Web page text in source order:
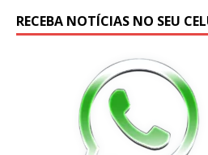
RECEBA NOTÍCIAS NO SEU